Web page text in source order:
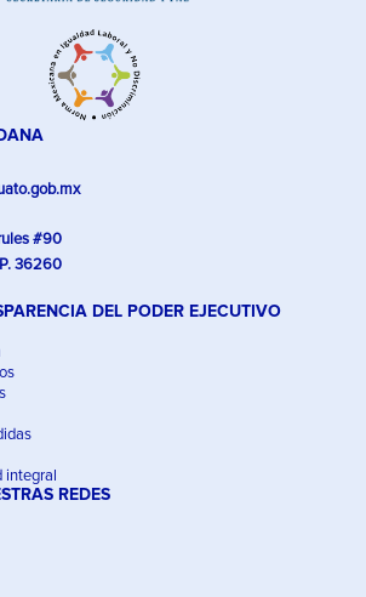
#90
36260
DEL PODER EJECUTIVO
integral
REDES